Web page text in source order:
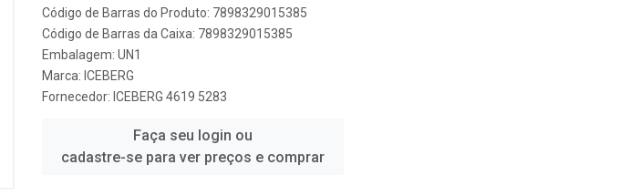
Código de Barras do Produto: 7898329015385
Código de Barras da Caixa: 7898329015385
Embalagem: UN1
Marca: ICEBERG
Fornecedor: ICEBERG 4619 5283
Faça seu login ou
cadastre-se para ver preços e comprar